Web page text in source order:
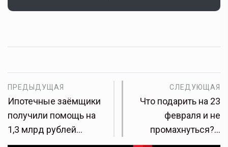
ПРЕДЫДУЩАЯ
Ипотечные заёмщики
получили помощь на
1,3 млрд рублей…
СЛЕДУЮЩАЯ
Что подарить на 23
февраля и не
промахнуться?…